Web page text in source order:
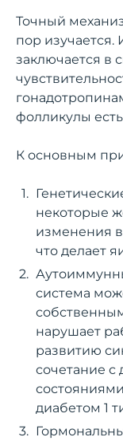
Точный
пор изучается.
заключается в
фолликулы
К основным
некоторые
изменения в
что делает
система
нарушает
развитию
сочетание
диабетом 1